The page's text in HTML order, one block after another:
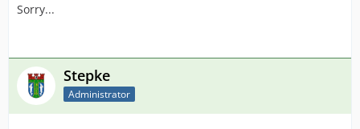
Sorry...
Stepke
Administrator